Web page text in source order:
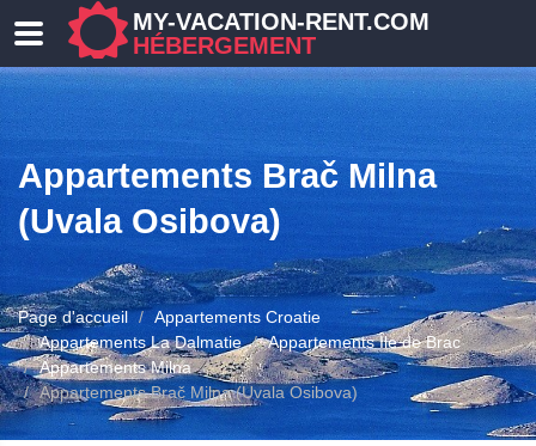
MY-VACATION-RENT.COM
HÉBERGEMENT
Appartements Brač Milna
(Uvala Osibova)
Page d'accueil
Appartements Croatie
Appartements La Dalmatie
Appartements Île de Brac
Appartements Milna
Appartements Brač Milna (Uvala Osibova)